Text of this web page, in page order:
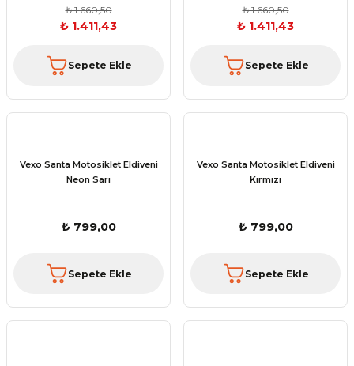
₺ 1.660,50
₺ 1.411,43
Sepete Ekle
₺ 1.660,50
₺ 1.411,43
Sepete Ekle
Vexo Santa Motosiklet Eldiveni
Neon Sarı
₺ 799,00
Sepete Ekle
Vexo Santa Motosiklet Eldiveni
Kırmızı
₺ 799,00
Sepete Ekle